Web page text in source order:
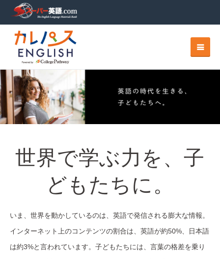
世界で学ぶ力を、子
どもたちに。
いま、世界を動かしているのは、英語で発信される膨大な情報。
インターネット上のコンテンツの割合は、英語が約50%、日本語
は約3%と言われています。子どもたちには、言葉の格差を乗り